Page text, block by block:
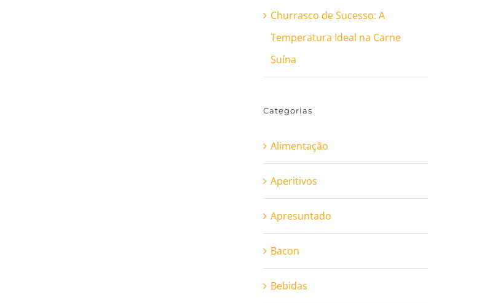
Churrasco de Sucesso: A
Temperatura Ideal na Carne
Suína
Categorias
Alimentação
Aperitivos
Apresuntado
Bacon
Bebidas